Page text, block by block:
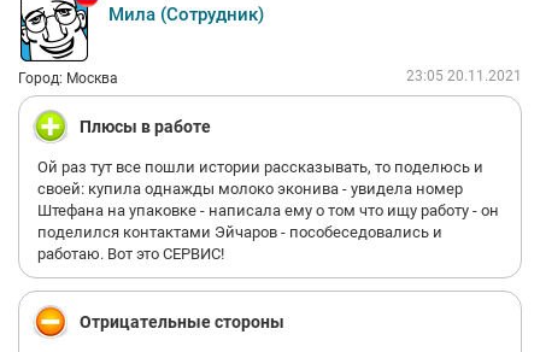
Мила (Сотрудник)
Город: Москва 23:05 20.11.2021
Плюсы в работе
Ой раз тут все пошли истории рассказывать, то поделюсь и
своей: купила однажды молоко эконива - увидела номер
Штефана на упаковке - написала ему о том что ищу работу - он
поделился контактами Эйчаров - пособеседовались и
работаю. Вот это СЕРВИС!
Отрицательные стороны